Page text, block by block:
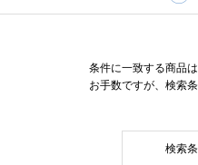
条件に一致する商品
お手数ですが、検索
検索